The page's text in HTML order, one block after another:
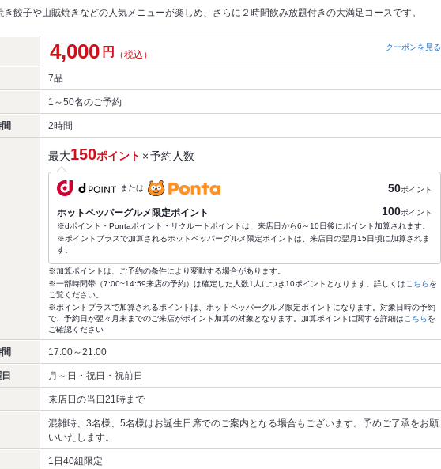
き餃子や山賊焼きなどの人気メニューが楽しめ、さらに２時間飲み放題付きの大満足コースです。
4,000 円 （税込）
クーポンを見る
7品
1～50名のご予約
2時間
最大150ポイント ×予約人数
または 50ポイント
ホットペッパーグルメ限定ポイント 100ポイント
※dポイント・Pontaポイント・リクルートポイントは、来店日から6～10日後にポイント加算されます。
※ポイントプラスで加算されるホットペッパーグルメ限定ポイントは、来店日の翌月15日頃に加算されま
す。
※加算ポイントは、ご予約の条件により変動する場合があります。
※一部時間帯（7:00~14:59来店の予約）は確定した人数1人につき10ポイントとなります。詳しくは こちらを
ご覧ください。
※ポイントプラスで加算されるポイントは、ホットペッパーグルメ限定ポイントになります。対象日時の予約
で、予約日が翌々月末までのご来店がポイント加算の対象となります。加算ポイントに関する詳細は こちらを
ご確認ください
17:00～21:00
月～日・祝日・祝前日
来店日の当日21時まで
混雑時、3名様、5名様はお誕生日席でのご案内となる場合もございます。予めご了承をお願
いいたします。
1日40組限定